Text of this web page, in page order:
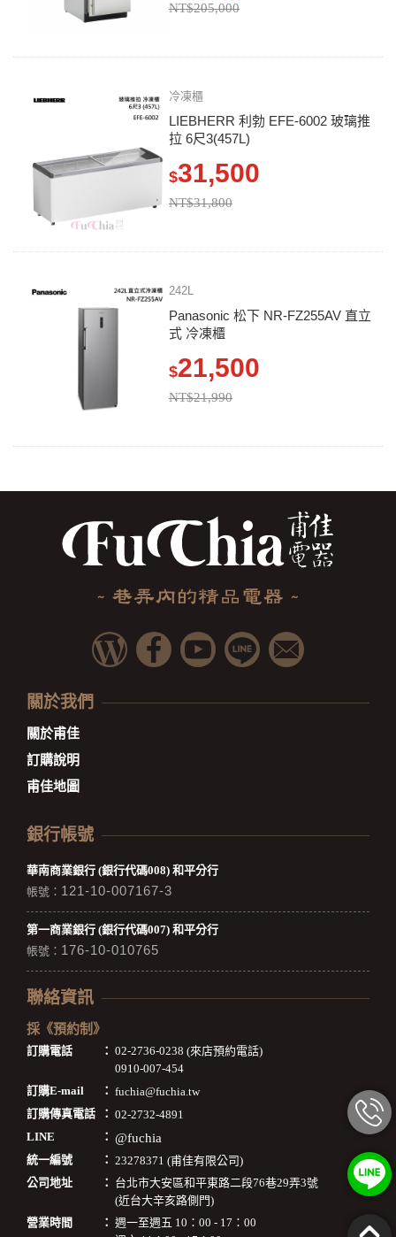
NT$205,000
冷凍櫃
LIEBHERR 利勃 EFE-6002 玻璃推
拉 6尺3(457L)
$31,500
NT$31,800
242L
Panasonic 松下 NR-FZ255AV 直立
式 冷凍櫃
$21,500
NT$21,990
關於我們
關於甫佳
訂購說明
甫佳地圖
銀行帳號
華南商業銀行 (銀行代碼008) 和平分行
帳號： 121-10-007167-3
第一商業銀行 (銀行代碼007) 和平分行
帳號： 176-10-010765
聯絡資訊
採《預約制》
訂購電話 ： 02-2736-0238 (來店預約電話)
0910-007-454
訂購E-mail
： fuchia@fuchia.tw
訂購傳真電話
： 02-2732-4891
LINE
： @fuchia
統一編號 ： 23278371 (甫佳有限公司)
公司地址
： 台北市大安區和平東路二段76巷29弄3號
(近台大辛亥路側門)
營業時間
： 週一至週五 10：00 - 17：00